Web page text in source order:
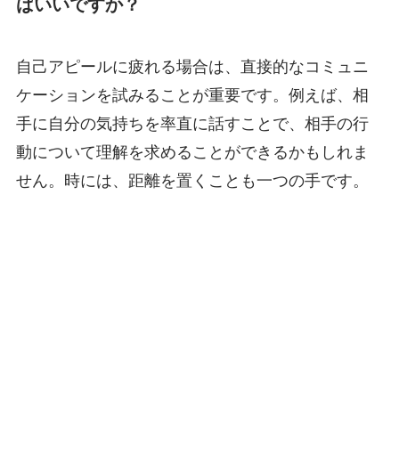
ばいいですか？
自己アピールに疲れる場合は、直接的なコミュニ
ケーションを試みることが重要です。例えば、相
手に自分の気持ちを率直に話すことで、相手の行
動について理解を求めることができるかもしれま
せん。時には、距離を置くことも一つの手です。